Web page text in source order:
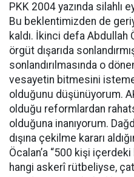
PKK 2004 yazında silahlı
Bu beklentimizden de
kaldı. İkinci defa Abdullah
örgüt dışarıda
sonlandırılmasında o
vesayetin bitmesini
olduğunu düşünüyorum.
olduğu reformlardan
olduğuna inanıyorum.
dışına çekilme kararı
Öcalan’a “500 kişi
hangi askerî rütbeliyse,